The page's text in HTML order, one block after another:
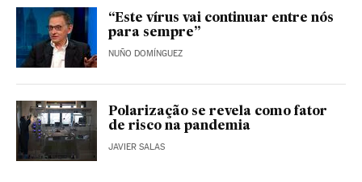
“Este vírus vai continuar entre nós
para sempre”
NUÑO DOMÍNGUEZ
Polarização se revela como fator
de risco na pandemia
JAVIER SALAS